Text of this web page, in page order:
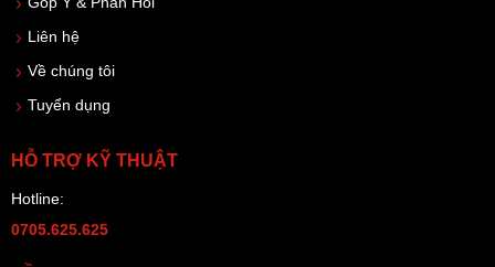
Liên hệ
Về chúng tôi
Tuyển dụng
HỖ TRỢ KỸ THUẬT
Hotline:
0705.625.625